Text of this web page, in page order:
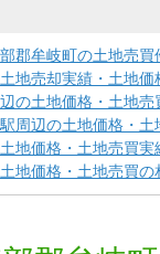
郡牟岐町の土地売
地売却実績・土地価
の土地価格・土地売
周辺の土地価格・土
地価格・土地売買実
地価格・土地売買の